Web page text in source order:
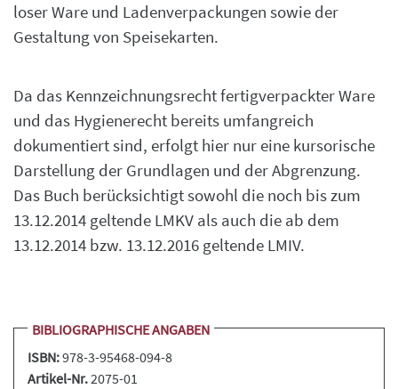
loser Ware und Ladenverpackungen sowie der
Gestaltung von Speisekarten.
Da das Kennzeichnungsrecht fertigverpackter Ware
und das Hygienerecht bereits umfangreich
dokumentiert sind, erfolgt hier nur eine kursorische
Darstellung der Grundlagen und der Abgrenzung.
Das Buch berücksichtigt sowohl die noch bis zum
13.12.2014 geltende LMKV als auch die ab dem
13.12.2014 bzw. 13.12.2016 geltende LMIV.
BIBLIOGRAPHISCHE ANGABEN
ISBN:978-3-95468-094-8
Artikel-Nr.2075-01